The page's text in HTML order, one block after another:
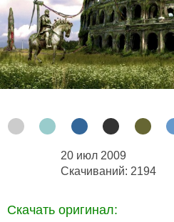
20 июл 2009
Скачиваний: 2194
Скачать оригинал: